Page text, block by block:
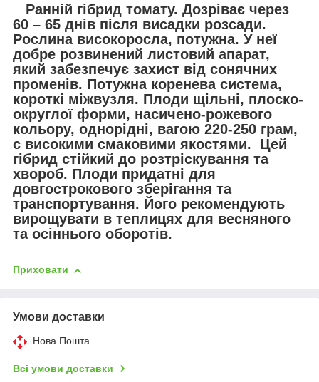
Ранній гібрид томату. Дозріває через
60 – 65 днів після висадки розсади.
Рослина високоросла, потужна. У неї
добре розвинений листовий апарат,
який забезпечує захист від сонячних
променів. Потужна коренева система,
короткі міжвузля. Плоди щільні, плоско-
округлої форми, насичено-рожевого
кольору, однорідні, вагою 220-250 грам,
с високими смаковими якостями. Цей
гібрид стійкий до розтріскування та
хвороб. Плоди придатні для
довгострокового зберігання та
транспортування. Його рекомендують
вирощувати в теплицях для весняного
та осіннього оборотів.
Приховати
Умови доставки
Нова Пошта
Всі умови доставки